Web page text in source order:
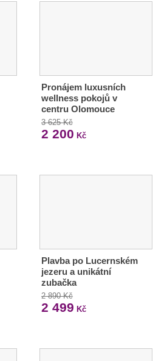
Pronájem luxusních
wellness pokojů v
centru Olomouce
3 625 Kč
2 200 Kč
Plavba po Lucernském
jezeru a unikátní
zubačka
2 890 Kč
2 499 Kč